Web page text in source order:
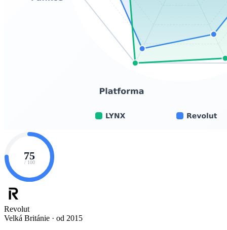
75
/ 100
Revolut
Velká Británie · od 2015